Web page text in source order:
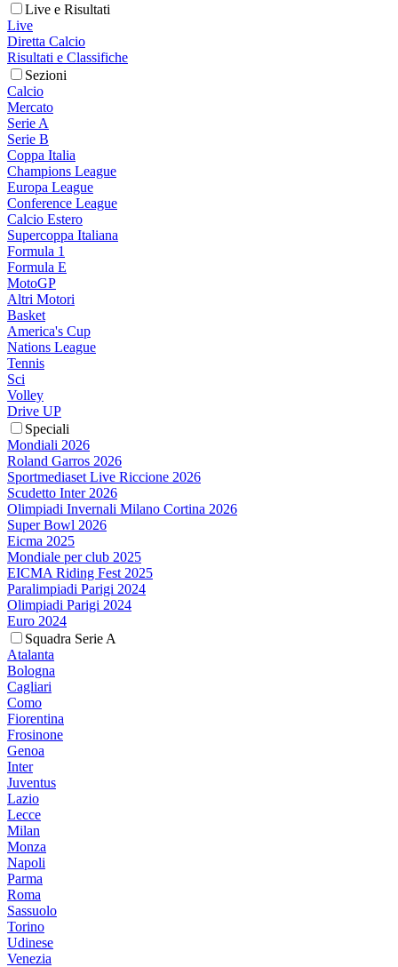
Live e Risultati
Live
Diretta Calcio
Risultati e Classifiche
Sezioni
Calcio
Mercato
Serie A
Serie B
Coppa Italia
Champions League
Europa League
Conference League
Calcio Estero
Supercoppa Italiana
Formula 1
Formula E
MotoGP
Altri Motori
Basket
America's Cup
Nations League
Tennis
Sci
Volley
Drive UP
Speciali
Mondiali 2026
Roland Garros 2026
Sportmediaset Live Riccione 2026
Scudetto Inter 2026
Olimpiadi Invernali Milano Cortina 2026
Super Bowl 2026
Eicma 2025
Mondiale per club 2025
EICMA Riding Fest 2025
Paralimpiadi Parigi 2024
Olimpiadi Parigi 2024
Euro 2024
Squadra Serie A
Atalanta
Bologna
Cagliari
Como
Fiorentina
Frosinone
Genoa
Inter
Juventus
Lazio
Lecce
Milan
Monza
Napoli
Parma
Roma
Sassuolo
Torino
Udinese
Venezia